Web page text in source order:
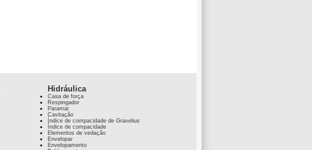
Hidráulica
Casa de força
Respingador
Paramar
Cavitação
Índice de compacidade de Gravelius
Índice de compacidade
Elementos de vedação
Envelopar
Envelopamento